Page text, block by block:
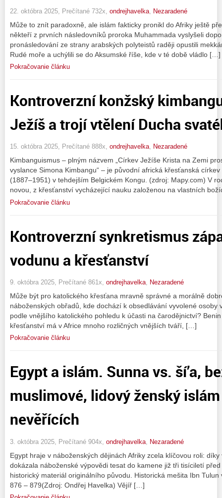
22. októbra 2025, Prečítané 732x, ondrejhavelka Nezaradené
Může to znít paradoxně, ale islám fakticky pronikl do Afriky ještě
někteří z prvních následovníků proroka Muhammada vyslyšeli
pronásledování ze strany arabských polyteistů raději opustili
Rudé moře a uchýlili se do Aksumské říše, kde v té době vládlo […]
Pokračovanie článku
Kontroverzní konžský
Ježíš a trojí vtělení Ducha
15. októbra 2025, Prečítané 888x, ondrejhavelka, Nezaradené
Kimbanguismus – plným názvem „Církev Ježíše Krista na Zemi
vyslance Simona Kimbangu“ – je původní africká křesťanská
(1887–1951) v tehdejším Belgickém Kongu. (zdroj: Mapy.com) V
novou, z křesťanství vycházející nauku založenou na vlastních
Pokračovanie článku
Kontroverzní synkretismus
vodunu a křesťanství
9. októbra 2025, Prečítané 861x, ondrejhavelka, Nezaradené
Může být pro katolického křesťana mravně správné a morálně
náboženských obřadů, kde dochází k obsedlávání vyvolené osoby
podle vnějšího katolického pohledu k účasti na čarodějnictví?
křesťanství má v Africe mnoho rozličných vnějších tváří, […]
Pokračovanie článku
Egypt a islám. Sunna vs. ší’a,
muslimové, lidový ženský
nevěřících
3. októbra 2025, Prečítané 904x, ondrejhavelka Nezaradené
Egypt hraje v náboženských dějinách Afriky zcela klíčovou roli:
dokázala náboženské výpovědi tesat do kamene již tři tisíciletí
historický materiál originálního původu. Historická mešita Ibn
876 – 879(Zdroj: Ondřej Havelka) Vějíř […]